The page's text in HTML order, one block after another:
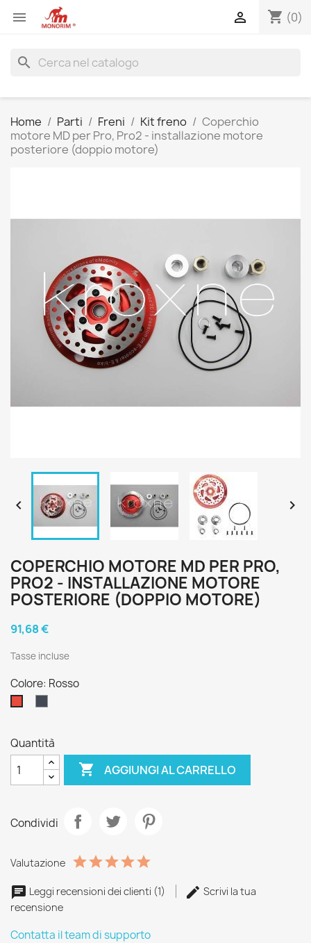
 shopping_cart (0)

search
Home Parti Freni Kit freno
Coperchio
motore MD per Pro, Pro2 - installazione motore
posteriore (doppio motore)
 
COPERCHIO MOTORE MD PER PRO,
PRO2 - INSTALLAZIONE MOTORE
POSTERIORE (DOPPIO MOTORE)
91,68 €
Tasse incluse
Colore: Rosso
Quantità
 AGGIUNGI AL CARRELLO
Condividi
Valutazione
Leggi recensioni dei clienti (1)
Scrivi la tua
recensione
Contatta il team di supporto